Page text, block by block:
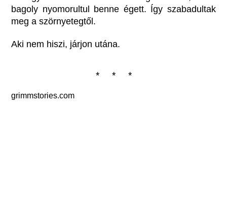
bagoly nyomorultul benne égett. Így szabadultak
meg a szörnyetegtől.
Aki nem hiszi, járjon utána.
* * *
grimmstories.com